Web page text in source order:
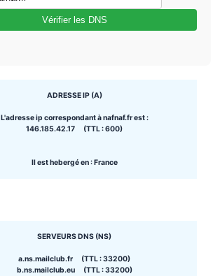
Vérifier les DNS
ADRESSE IP (A)
L'adresse ip correspondant à nafnaf.fr est :
146.185.42.17 (TTL : 600)
Il est hebergé en : France
SERVEURS DNS (NS)
a.ns.mailclub.fr (TTL : 33200)
b.ns.mailclub.eu (TTL : 33200)